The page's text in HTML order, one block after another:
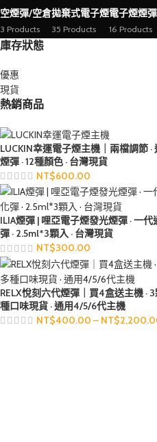
空煙彈/空倉
3 Products
拋棄式電子煙
35 Products
電子煙煙彈
16 Products
庫存狀態
優惠
現貨
熱銷商品
LUCKIN幸運電子煙主機｜兩檔調節 ·
煙彈 · 12種顏色 · 台灣現貨
NT$600.00
ILIA煙彈 | 哩亞電子煙發光煙彈 · 一
彈 · 2.5ml*3顆入 · 台灣現貨
NT$300.00
RELX悅刻六代煙彈｜買4盒送主機 · 3
種口味現貨 · 通用4/5/6代主機
NT$400.00 – NT$